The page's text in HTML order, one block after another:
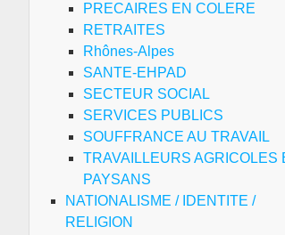
PRECAIRES EN COLERE
RETRAITES
Rhônes-Alpes
SANTE-EHPAD
SECTEUR SOCIAL
SERVICES PUBLICS
SOUFFRANCE AU TRAVAIL
TRAVAILLEURS AGRICOLES
PAYSANS
NATIONALISME / IDENTITE /
RELIGION